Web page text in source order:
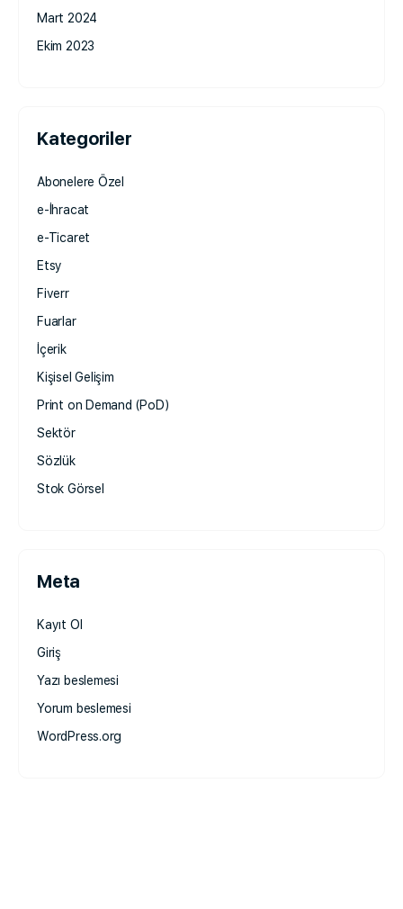
Mart 2024
Ekim 2023
Kategoriler
Abonelere Özel
e-İhracat
e-Ticaret
Etsy
Fiverr
Fuarlar
İçerik
Kişisel Gelişim
Print on Demand (PoD)
Sektör
Sözlük
Stok Görsel
Meta
Kayıt Ol
Giriş
Yazı beslemesi
Yorum beslemesi
WordPress.org